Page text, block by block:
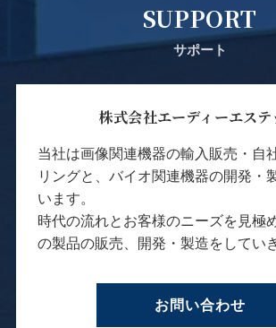
株式会社エーディーエステ
当社は画像関連機器の輸入販売・自
リングと、バイオ関連機器の開発・
います。
時代の流れとお客様のニーズを見極
の製品の販売、開発・製造をしてい
お問い合わせ
SUPPORT
サポート